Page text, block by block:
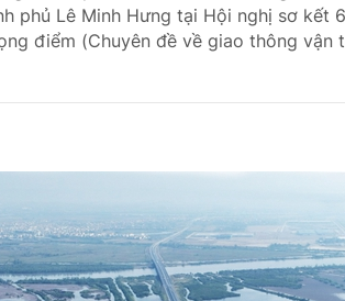
phủ Lê Minh Hưng tại Hội nghị sơ kết
điểm (Chuyên đề về giao thông vận